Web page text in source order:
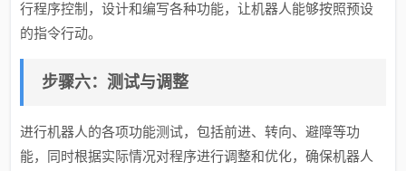
行程序控制，设计和编写各种功能，让机器人能够按照预设
的指令行动。
步骤六：测试与调整
进行机器人的各项功能测试，包括前进、转向、避障等功
能，同时根据实际情况对程序进行调整和优化，确保机器人